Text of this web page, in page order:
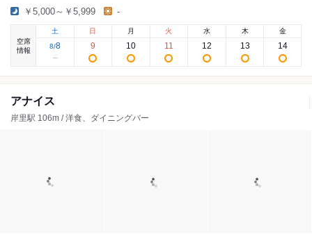
￥5,000～￥5,999 -
空席
情報
土
8/8
日
9
月
10
火
11
水
12
木
13
金
14
アナイス
岸里駅 106m / 洋食、ダイニングバー